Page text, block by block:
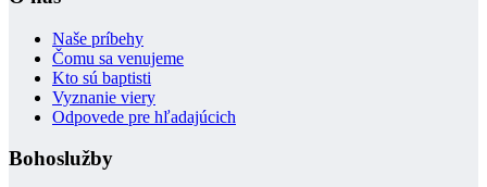
Naše príbehy
Čomu sa venujeme
Kto sú baptisti
Vyznanie viery
Odpovede pre hľadajúcich
Bohoslužby